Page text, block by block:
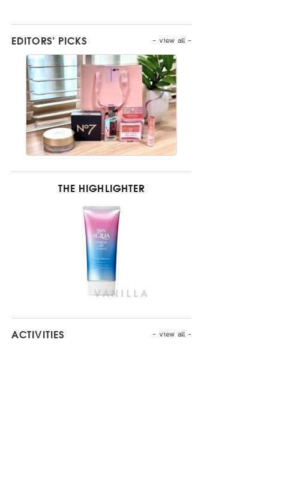
- view all -
EDITORS’ PICKS
THE HIGHLIGHTER
- view all -
ACTIVITIES